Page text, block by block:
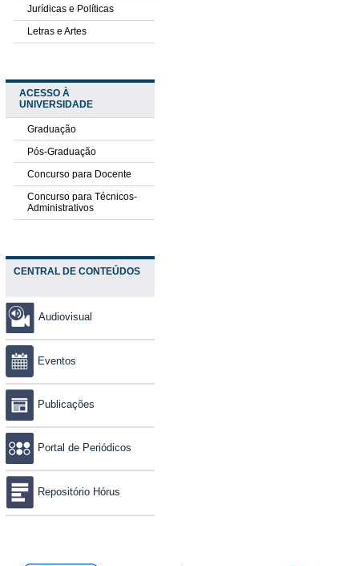
Jurídicas e Políticas
Letras e Artes
ACESSO À
UNIVERSIDADE
Graduação
Pós-Graduação
Concurso para Docente
Concurso para Técnicos-
Administrativos
CENTRAL DE CONTEÚDOS
Audiovisual
Eventos
Publicações
Portal de Periódicos
Repositório Hórus